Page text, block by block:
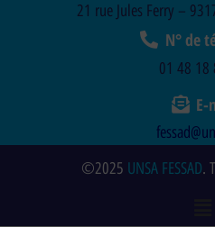
21 rue Jules Ferry –
N° de
01 48 18
E-
©2025 UNSA FESSAD.